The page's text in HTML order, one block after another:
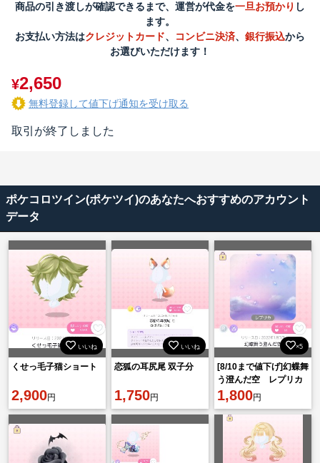
商品の引き渡しが確認できるまで、運営が代金を一旦お預かり し
ます。
お支払い方法はクレジットカード、 コンビニ決済、 銀行振込から
お選びいただけます！
¥2,650
無料登録して値下げ通知を受け取る
取引が終了しました
ポケコロツイン(ポケツイ)のあなたへおすすめのアカウント
データ
いいね
くせっ毛子猫ショート
2,900円
いいね
恋狐の耳尻尾 双子分
1,750円
×5
[8/10まで値下げ]幻蝶舞
う澄んだ空 レプリカ
1,800円